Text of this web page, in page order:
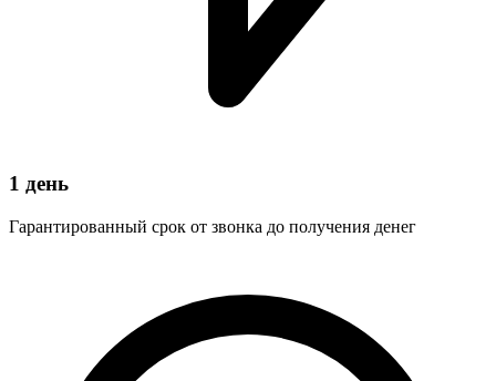
1 день
Гарантированный срок от звонка до получения денег